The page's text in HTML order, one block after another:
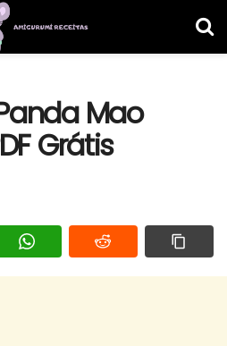
Mao
Grátis